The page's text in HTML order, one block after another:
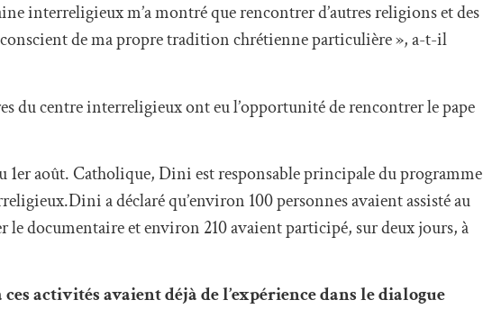
interreligieux m’a montré que rencontrer d’autres religions et des
conscient de ma propre tradition chrétienne particulière », a-t-il
du centre interreligieux ont eu l’opportunité de rencontrer le pape
1er août. Catholique, Dini est responsable principale du programme
a déclaré qu’environ 100 personnes avaient assisté au
le documentaire et environ 210 avaient participé, sur deux jours, à
activités avaient déjà de l’expérience dans le dialogue